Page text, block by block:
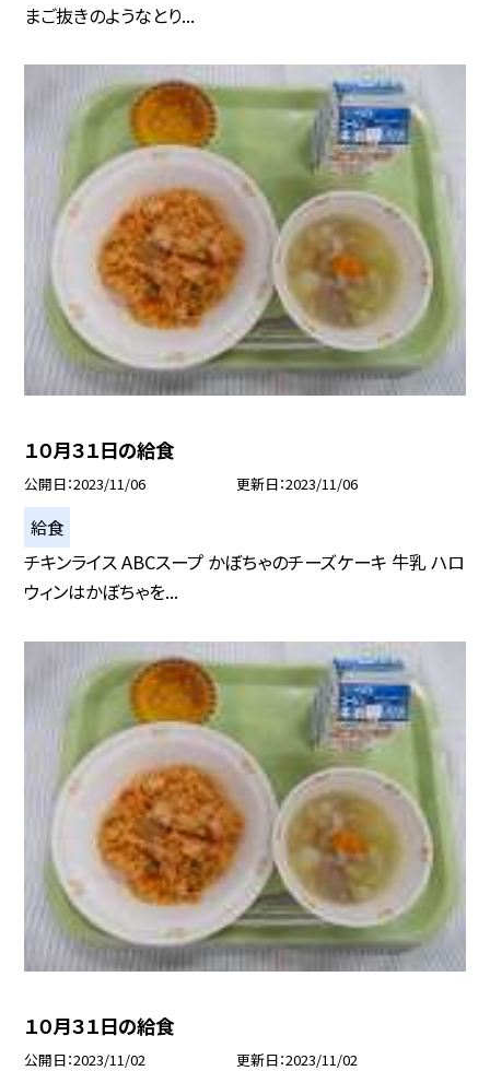
まご抜きのようなとり...
１０月３１日の給食
公開日 2023/11/06 更新日 2023/11/06
給食
チキンライス ABCスープ かぼちゃのチーズケーキ 牛乳 ハロ
ウィンはかぼちゃを...
１０月３１日の給食
公開日 2023/11/02 更新日 2023/11/02